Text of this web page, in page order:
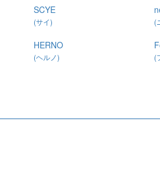
SCYE
(サイ) (
HERNO
(ヘルノ) (